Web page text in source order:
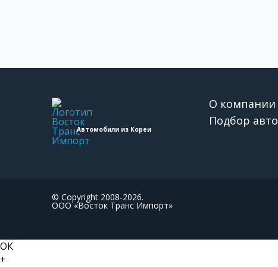
Автомобили из Кореи
О компании
Подбор авто
© Copyright 2008-2026.
ООО «Восток Транс Импорт»
ОК
+